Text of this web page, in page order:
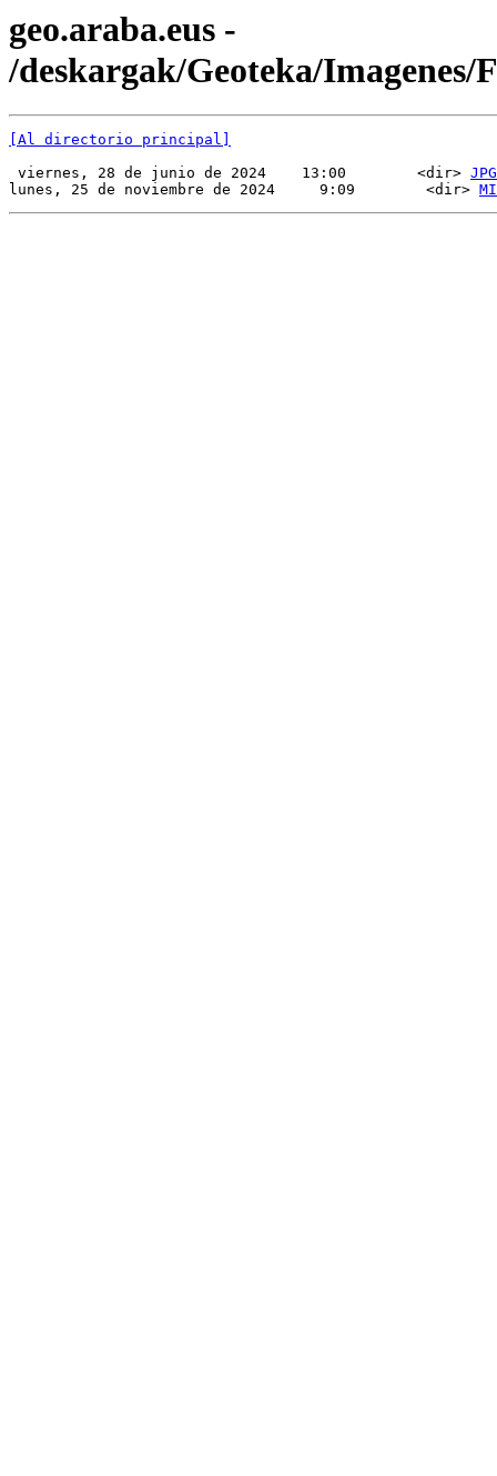
geo.araba.eus -
/deskargak/Geoteka/Imagenes/
[Al directorio principal]
viernes, 28 de junio de 2024    13:00        <dir> JPG
lunes, 25 de noviembre de 2024     9:09        <dir>